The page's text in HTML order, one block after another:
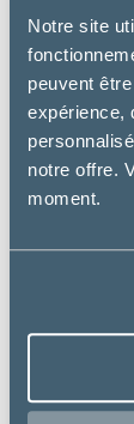
Notre site
peuvent
expérience,
notre offre.
moment.